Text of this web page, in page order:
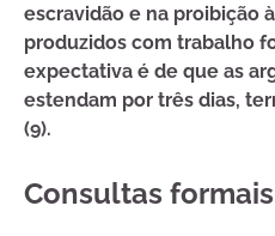
escravidão e na proibição
produzidos com trabalho
expectativa é de que as
estendam por três dias,
(9).
Consultas formais